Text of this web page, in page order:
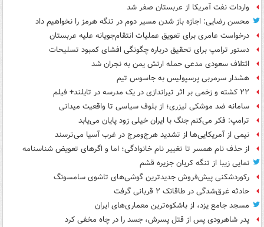
واردات نفت آمریکا از عربستان صفر شد
محسن رضایی: اجازه باز شدن مسیر دوم در تنگه هرمز را نخواهیم داد
درخواست عامری برای تعویق عملیات انتقام‌جویانه علیه عربستان
دستور ترامپ برای تحقیق درباره چگونگی افشای کمبود تسلیحات
ائتلاف سعودی مدعی حمله ارتش یمن به نجران شد
هشدار سرمربی پرسپولیس به جاسوس تیم
۲۲ کشته و زخمی بر اثر تیراندازی در یک مدرسه در تایلند+ فیلم
سامانه ضد موشکی لیزری؛ از بلوف سیاسی تا واقعیت میدانی
ترامپ: فکر می‌کنم جنگ با ایران خیلی زود پایان می‌یابد
نیمی از آمریکایی‌ها از تشدید هرج‌ومرج در غرب آسیا می‌ترسند
از حذف نام همسر تا تغییر نام خانوادگی؛ اما و اگرهای تعویض شناسنامه
نمایی زیبا از تنگه کریان جزیره قشم
رکوردشکنی پیش‌فروش جدیدترین گوشی‌های تاشوی سامسونگ
حادثه غرق‌شدگی در طاقانک ۲ قربانی گرفت
مسجد جامع یزد، از باشکوه‌ترین معماری‌های ایران
پدر شاهرودی پس از قتل پسرش، جسد را در چاه مخفی کرد